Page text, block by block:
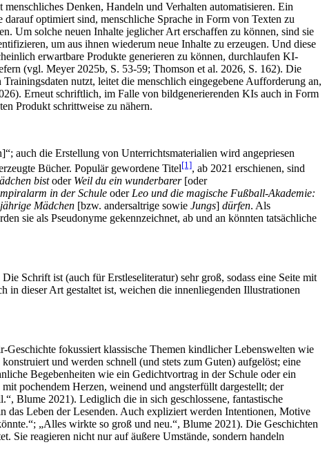
Denken, Handeln und Verhalten automatisieren. Ein
optimiert sind, menschliche Sprache in Form von Texten zu
Um solche neuen Inhalte jeglicher Art erschaffen zu können, sind sie
um aus ihnen wiederum neue Inhalte zu erzeugen. Und diese
erwartbare Produkte generieren zu können, durchlaufen KI-
(vgl. Meyer 2025b, S. 53-59; Thomson et al. 2026, S. 162). Die
nutzt, leitet die menschlich eingegebene Aufforderung an,
Erneut schriftlich, im Falle von bildgenerierenden KIs auch in Form
Produkt schrittweise zu nähern.
auch die Erstellung von Unterrichtsmaterialien wird angepriesen
Bücher. Populär gewordene Titel[1], ab 2021 erschienen, sind
bistoder Weil du ein wunderbarer[oder
in der Schule oderLeo und die magische Fußball-Akademie:
Mädchen [bzw. andersaltrige sowie Jungs] dürfen. Als
sie als Pseudonyme gekennzeichnet, ab und an könnten tatsächliche
Schrift ist (auch für Erstleseliteratur) sehr groß, sodass eine Seite mit
in dieser Art gestaltet ist, weichen die innenliegenden Illustrationen
fokussiert klassische Themen kindlicher Lebenswelten wie
und werden schnell (und stets zum Guten) aufgelöst; eine
Begebenheiten wie ein Gedichtvortrag in der Schule oder ein
pochendem Herzen, weinend und angsterfüllt dargestellt; der
Blume 2021). Lediglich die in sich geschlossene, fantastische
Leben der Lesenden. Auch expliziert werden Intentionen, Motive
„Alles wirkte so groß und neu.“, Blume 2021). Die Geschichten
Sie reagieren nicht nur auf äußere Umstände, sondern handeln